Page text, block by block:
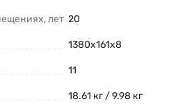
лет 20
1380х161х8
11
18.61 кг / 9.98 кг